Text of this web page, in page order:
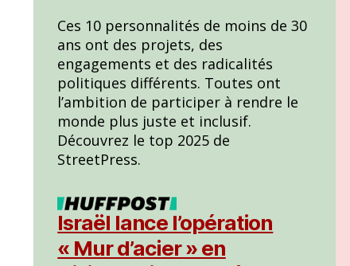
Ces 10 personnalités de moins de 30
ans ont des projets, des
engagements et des radicalités
politiques différents. Toutes ont
l’ambition de participer à rendre le
monde plus juste et inclusif.
Découvrez le top 2025 de
StreetPress.
Israël lance l’opération
« Mur d’acier » en